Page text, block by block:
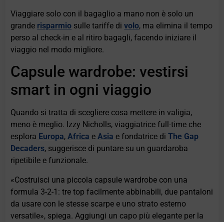
Viaggiare solo con il bagaglio a mano non è solo un
grande risparmio sulle tariffe divolo, ma elimina il tempo
perso al check-in e al ritiro bagagli, facendo iniziare il
viaggio nel modo migliore.
Capsule wardrobe: vestirsi
smart in ogni viaggio
Quando si tratta di scegliere cosa mettere in valigia,
meno è meglio. Izzy Nicholls, viaggiatrice full-time che
esplora Europa,Africa eAsia e fondatrice diThe Gap
Decaders, suggerisce di puntare su un guardaroba
ripetibile e funzionale.
«Costruisci una piccola capsule wardrobe con una
formula 3-2-1: tre top facilmente abbinabili, due pantaloni
da usare con le stesse scarpe e uno strato esterno
versatile», spiega. Aggiungi un capo più elegante per la